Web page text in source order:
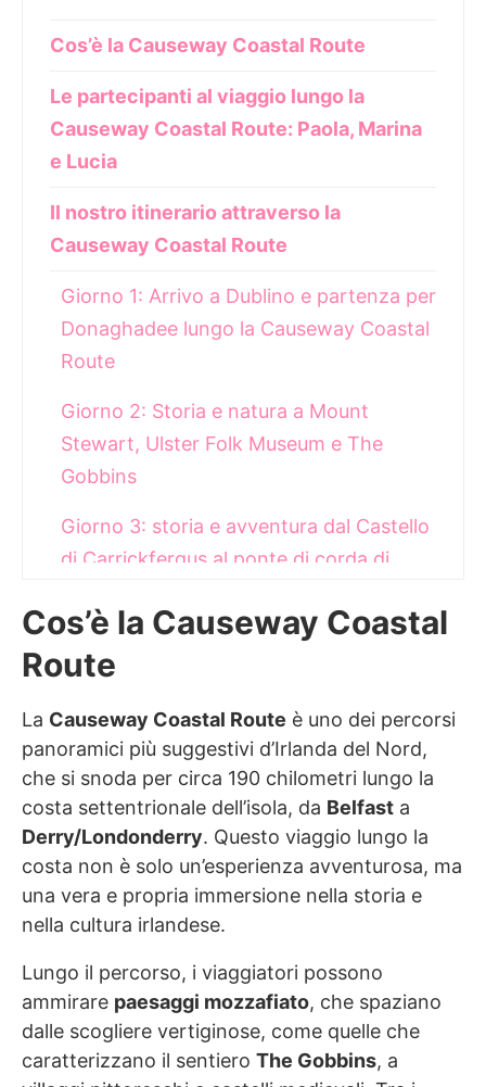
Cos’è la Causeway Coastal Route
Le partecipanti al viaggio lungo la
Causeway Coastal Route: Paola, Marina
e Lucia
Il nostro itinerario attraverso la
Causeway Coastal Route
Giorno 1: Arrivo a Dublino e partenza per
Donaghadee lungo la Causeway Coastal
Route
Giorno 2: Storia e natura a Mount
Stewart, Ulster Folk Museum e The
Gobbins
Giorno 3: storia e avventura dal Castello
di Carrickfergus al ponte di corda di
Giorno 4: dalle rovine di Dunluce e del
Grianan di Aileach alla meraviglia
naturale del Giant’s Causeway
Giorno 5: Derry e la storia della città da
Londonderry a Free Derry
Giorno 6: tra le stelle all’osservatorio
astronomico OM Dark Sky Park e gli
antichi cerchi di pietra di Beaghmore
viaggio lungo la Causeway Coastal
I partner della nostra avventura lungo la
Cos’è la Causeway Coastal
Route
La Causeway Coastal Route è uno dei percorsi
panoramici più suggestivi d’Irlanda del Nord,
che si snoda per circa 190 chilometri lungo la
costa settentrionale dell’isola, da Belfast a
Derry/Londonderry. Questo viaggio lungo la
costa non è solo un’esperienza avventurosa, ma
una vera e propria immersione nella storia e
nella cultura irlandese.
Lungo il percorso, i viaggiatori possono
ammirare paesaggi mozzafiato, che spaziano
dalle scogliere vertiginose, come quelle che
caratterizzano il sentiero The Gobbins, a